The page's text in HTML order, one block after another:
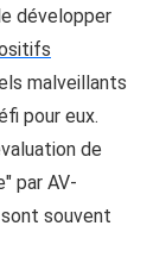
développer
malveillants
pour eux.
de
par AV-
souvent